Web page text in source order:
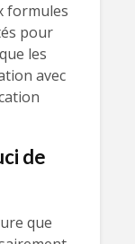
formules
pour
les
avec
de
que